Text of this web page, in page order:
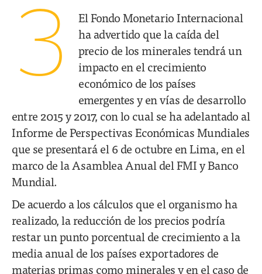
3
El Fondo Monetario Internacional
ha advertido que la caída del
precio de los minerales tendrá un
impacto en el crecimiento
económico de los países
emergentes y en vías de desarrollo
entre 2015 y 2017, con lo cual se ha adelantado al
Informe de Perspectivas Económicas Mundiales
que se presentará el 6 de octubre en Lima, en el
marco de la Asamblea Anual del FMI y Banco
Mundial.
De acuerdo a los cálculos que el organismo ha
realizado, la reducción de los precios podría
restar un punto porcentual de crecimiento a la
media anual de los países exportadores de
materias primas como minerales y en el caso de